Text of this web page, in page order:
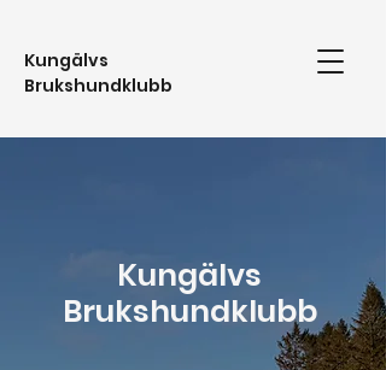
Kungälvs
Brukshundklubb
Kungälvs
Brukshundklubb